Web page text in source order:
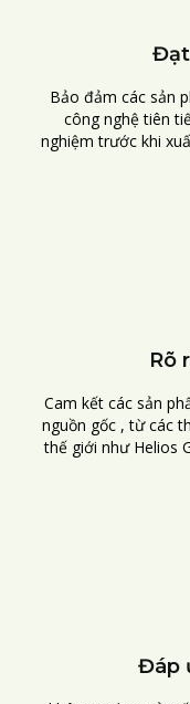
Bảo đảm các sản
công nghệ tiên
nghiệm trước khi
Rõ
Cam kết các sản
nguồn gốc , từ các
thế giới như Helios
Đáp